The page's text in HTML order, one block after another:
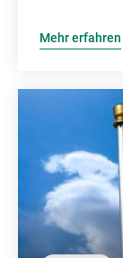
Mehr erfahren